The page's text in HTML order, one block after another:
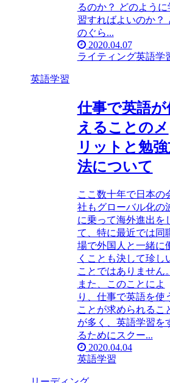
るのか？ どのように
習すればよいのか？
のぐら...
2020.04.07
ライティング英語学
英語学習
仕事で英語が
えることのメ
リットと勉
法について
ここ数十年で日本の
社もグローバル化の
に乗って海外進出を
て、特に最近では同
場で外国人と一緒に
くことも決して珍し
ことではありません。
また、このことによ
り、仕事で英語を使
ことが求められるこ
が多く、英語学習を
るためにスクー...
2020.04.04
英語学習